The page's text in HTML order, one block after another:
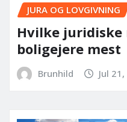
JURA OG LOVGIVNING
Hvilke
boligejere mest
Brunhild Jul